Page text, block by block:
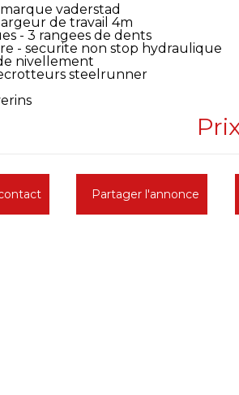
vaderstad
de travail 4m
- 3 rangees de dents
- securite non stop hydraulique
nivellement
steelrunner
Partager l'annonce